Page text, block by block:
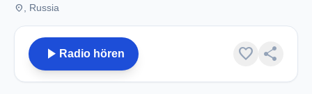
place , Russia
play_arrow Radio hören favorite share